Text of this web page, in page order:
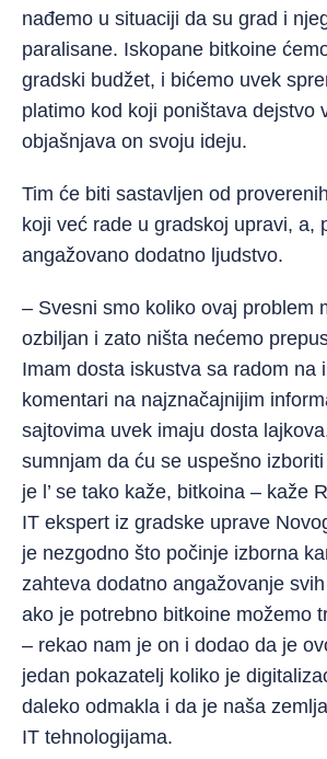
nađemo u situaciji da su grad i
paralisane. Iskopane bitkoine
gradski budžet, i bićemo uvek
platimo kod koji poništava dejstvo
objašnjava on svoju ideju.
Tim će biti sastavljen od
koji već rade u gradskoj upravi, a,
angažovano dodatno ljudstvo.
– Svesni smo koliko ovaj problem
ozbiljan i zato ništa nećemo
Imam dosta iskustva sa radom na
komentari na najznačajnijim
sajtovima uvek imaju dosta
sumnjam da ću se uspešno
je l’ se tako kaže, bitkoina – kaže
IT ekspert iz gradske uprave
je nezgodno što počinje izborna
zahteva dodatno angažovanje
ako je potrebno bitkoine možemo
– rekao nam je on i dodao da je
jedan pokazatelj koliko je
daleko odmakla i da je naša
IT tehnologijama.